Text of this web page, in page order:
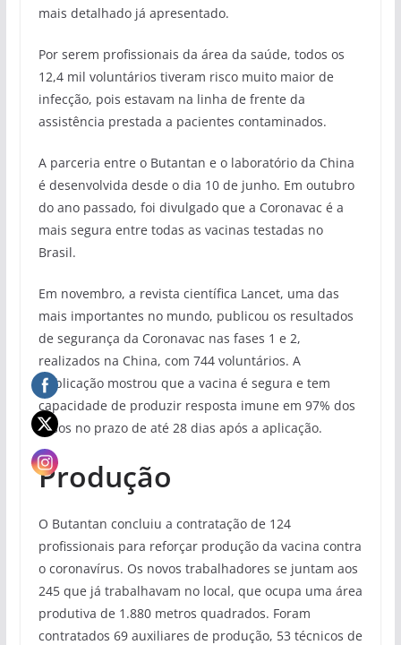
mais detalhado já apresentado.
Por serem profissionais da área da saúde, todos os
12,4 mil voluntários tiveram risco muito maior de
infecção, pois estavam na linha de frente da
assistência prestada a pacientes contaminados.
A parceria entre o Butantan e o laboratório da China
é desenvolvida desde o dia 10 de junho. Em outubro
do ano passado, foi divulgado que a Coronavac é a
mais segura entre todas as vacinas testadas no
Brasil.
Em novembro, a revista científica Lancet, uma das
mais importantes no mundo, publicou os resultados
de segurança da Coronavac nas fases 1 e 2,
realizados na China, com 744 voluntários. A
publicação mostrou que a vacina é segura e tem
capacidade de produzir resposta imune em 97% dos
casos no prazo de até 28 dias após a aplicação.
Produção
O Butantan concluiu a contratação de 124
profissionais para reforçar produção da vacina contra
o coronavírus. Os novos trabalhadores se juntam aos
245 que já trabalhavam no local, que ocupa uma área
produtiva de 1.880 metros quadrados. Foram
contratados 69 auxiliares de produção, 53 técnicos de